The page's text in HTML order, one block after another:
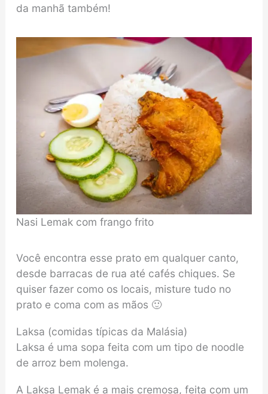
da manhã também!
Nasi Lemak com frango frito
Você encontra esse prato em qualquer canto,
desde barracas de rua até cafés chiques. Se
quiser fazer como os locais, misture tudo no
prato e coma com as mãos 🙂
Laksa (comidas típicas da Malásia)
Laksa é uma sopa feita com um tipo de noodle
de arroz bem molenga.
A Laksa Lemak é a mais cremosa, feita com um